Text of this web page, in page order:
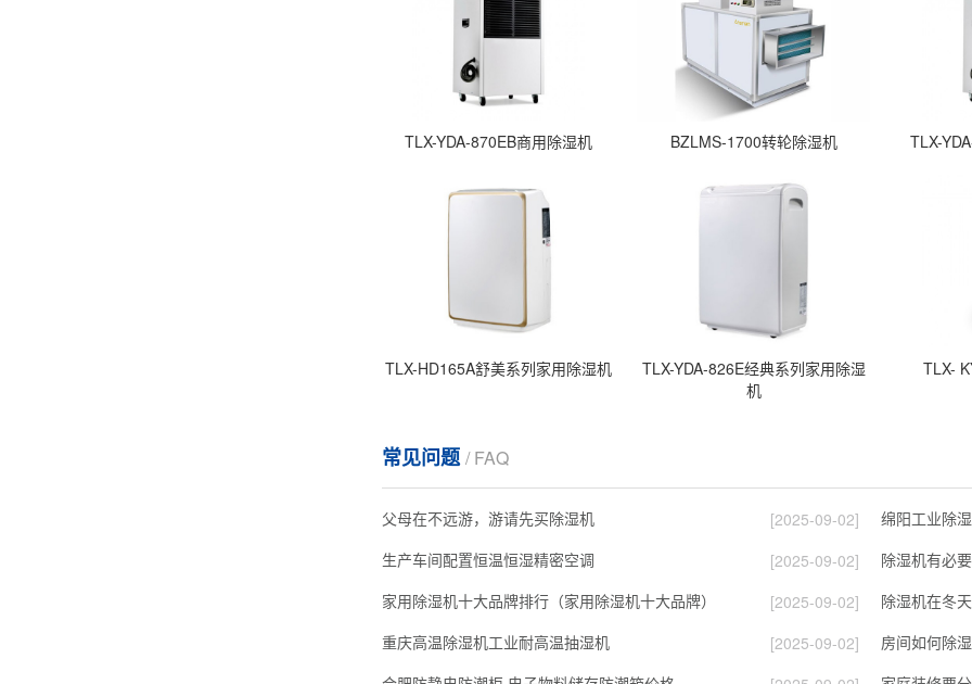
TLX-YDA-870EB商用除湿机 BZLMS-1700转轮除湿机 TLX-
TLX-HD165A舒美系列家用除湿机
TLX-YDA-826E经典系列家用除湿
机
TLX-
常见问题/ FAQ
父母在不远游，游请先买除湿机 [2025-09-02]
绵阳工业除
生产车间配置恒温恒湿精密空调
[2025-09-02]
除湿机有必
家用除湿机十大品牌排行（家用除湿机十大品牌）
[2025-09-02]
除湿机在冬
重庆高温除湿机工业耐高温抽湿机
[2025-09-02]
房间如何除